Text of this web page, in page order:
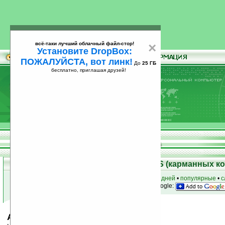
25
Скачать программы для Palm OS (карманных
за 7 дней • популярные •
на Google:
Astrosign
×
всё-таки лучший облачный файл-стор!
Установите DropBox:
ПОЖАЛУЙСТА, вот линк! До 25 ГБ
бесплатно, приглашая друзей!